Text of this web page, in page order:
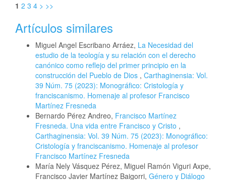
1 2 3 4 > >>
Artículos similares
Miguel Angel Escribano Arráez, La Necesidad del
estudio de la teología y su relación con el derecho
canónico como reflejo del primer principio en la
construcción del Pueblo de Dios , Carthaginensia: Vol.
39 Núm. 75 (2023): Monográfico: Cristología y
franciscanismo. Homenaje al profesor Francisco
Martínez Fresneda
Bernardo Pérez Andreo, Francisco Martínez
Fresneda. Una vida entre Francisco y Cristo ,
Carthaginensia: Vol. 39 Núm. 75 (2023): Monográfico:
Cristología y franciscanismo. Homenaje al profesor
Francisco Martínez Fresneda
María Nely Vásquez Pérez, Miguel Ramón Viguri Axpe,
Francisco Javier Martínez Baigorri, Género y Diálogo